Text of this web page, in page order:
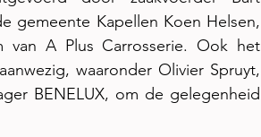
gemeente Kapellen Koen Helsen,
van A Plus Carrosserie. Ook het
waaronder Olivier Spruyt,
BENELUX, om de gelegenheid